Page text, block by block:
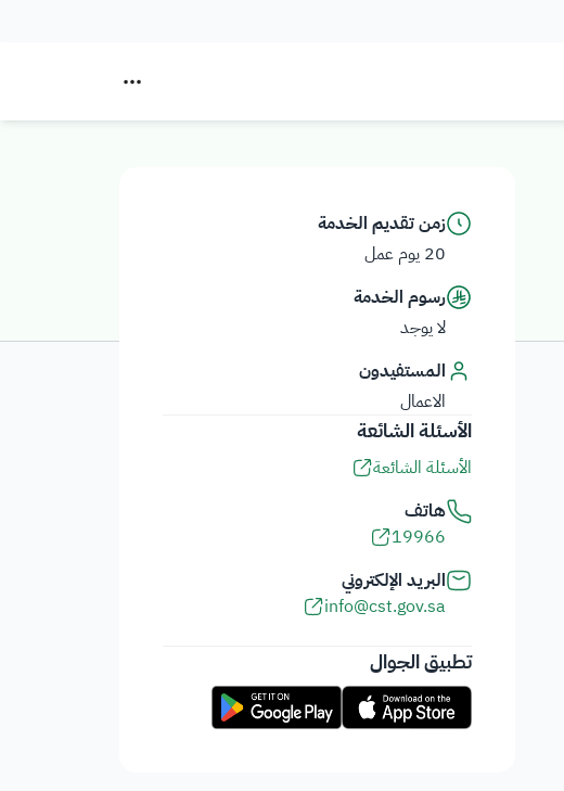
زمن تقديم الخدمة
20 يوم عمل
رسوم الخدمة
لا يوجد
المستفيدون
الاعمال
الأسئلة الشائعة
الأسئلة الشائعة
هاتف
19966
البريد الإلكتروني
info@cst.gov.sa
تطبيق الجوال